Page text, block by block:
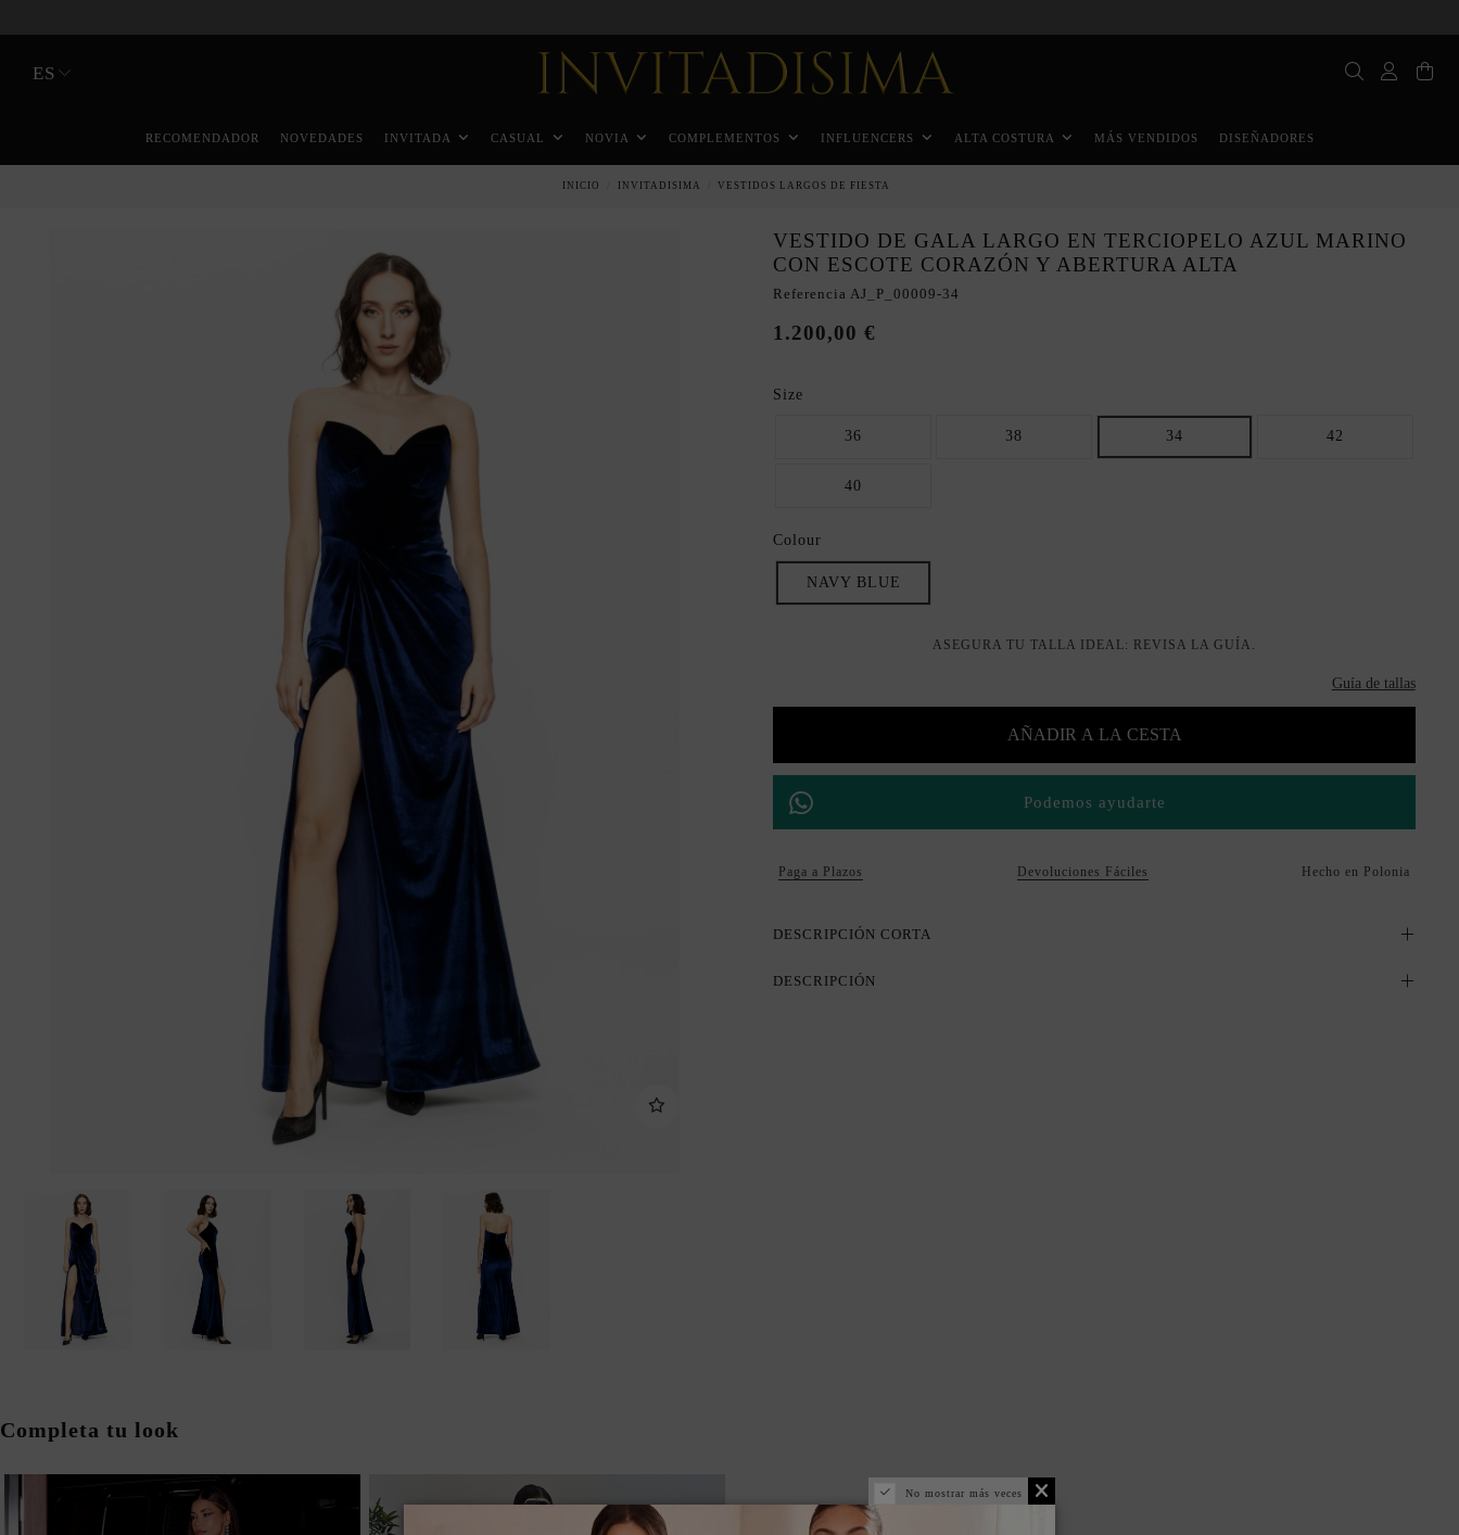
ES
RECOMENDADOR NOVEDADES INVITADA CASUAL NOVIA COMPLEMENTOS INFLUENCERS ALTA COSTURA MÁS VENDIDOS DISEÑADORES
INICIO INVITADISIMA VESTIDOS LARGOS DE FIESTA
VESTIDO DE GALA LARGO EN TERCIOPELO AZUL MARINO
CON ESCOTE CORAZÓN Y ABERTURA ALTA
Referencia AJ_P_00009-34
1.200,00 €
Size
36 38 34 42
40
Colour
NAVY BLUE
ASEGURA TU TALLA IDEAL: REVISA LA GUÍA.
Guía de tallas
AÑADIR A LA CESTA
Podemos ayudarte
Paga a Plazos Devoluciones Fáciles Hecho en Polonia
DESCRIPCIÓN CORTA
DESCRIPCIÓN
Completa tu look
No mostrar más veces